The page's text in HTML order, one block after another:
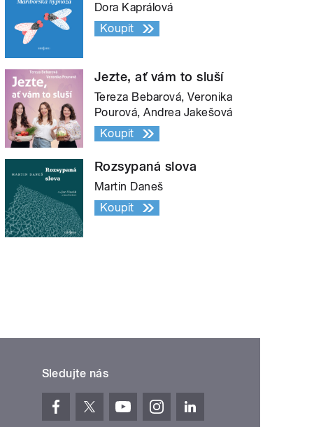
Dora Kaprálová
Koupit
Jezte, ať vám to sluší
Tereza Bebarová, Veronika
Pourová, Andrea Jakešová
Koupit
Rozsypaná slova
Martin Daneš
Koupit
Sledujte nás